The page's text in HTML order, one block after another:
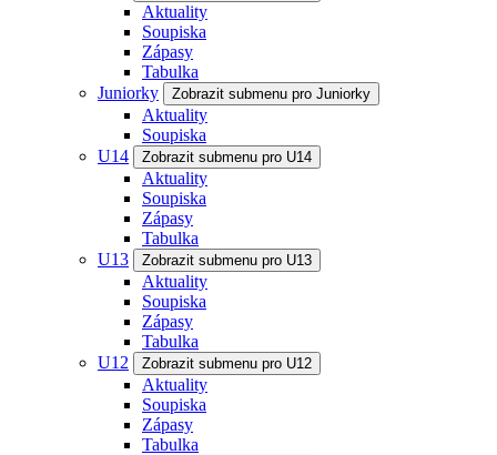
Aktuality
Soupiska
Zápasy
Tabulka
Juniorky
Zobrazit submenu pro Juniorky
Aktuality
Soupiska
U14
Zobrazit submenu pro U14
Aktuality
Soupiska
Zápasy
Tabulka
U13
Zobrazit submenu pro U13
Aktuality
Soupiska
Zápasy
Tabulka
U12
Zobrazit submenu pro U12
Aktuality
Soupiska
Zápasy
Tabulka